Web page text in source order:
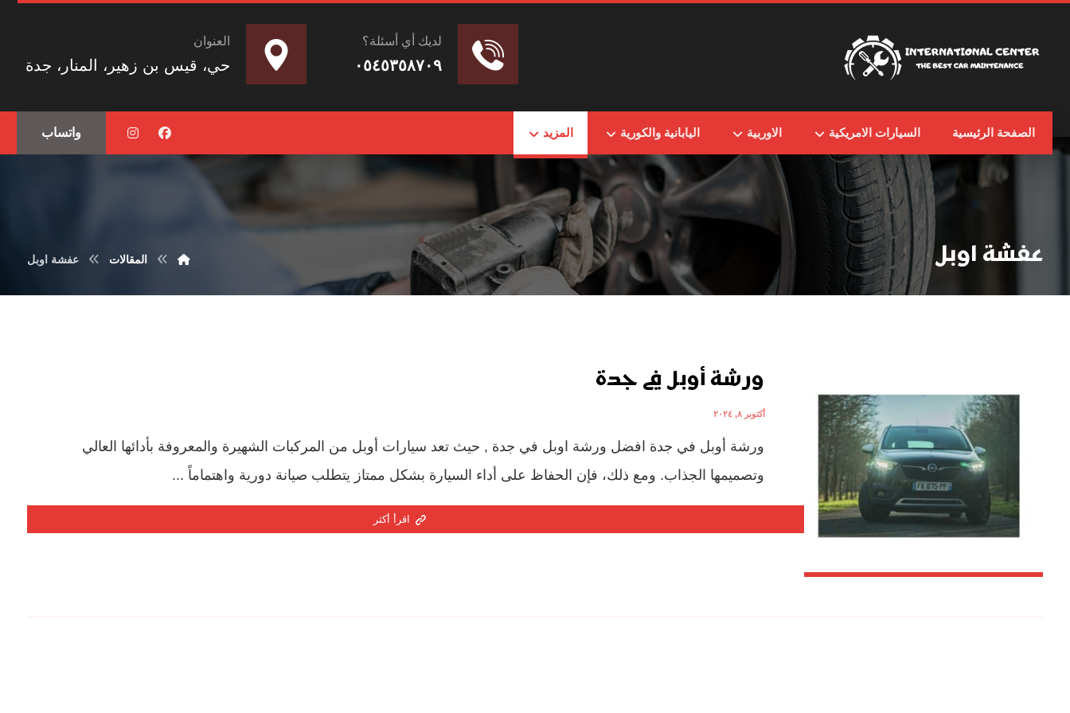
العنوان
حي، قيس بن زهير، المنار، جدة
لديك أي أسئلة؟
٠٥٤٥٣٥٨٧٠٩
الصفحة الرئيسية السيارات الامريكية الاوربية اليابانية والكورية المزيد واتساب
عفشة اوبل المقالات عفشة اوبل
ورشة أوبل في جدة
أكتوبر ٨, ٢٠٢٤
ورشة أوبل في جدة افضل ورشة اوبل في جدة , حيث تعد سيارات أوبل من المركبات الشهيرة والمعروفة بأدائها العالي
وتصميمها الجذاب. ومع ذلك، فإن الحفاظ على أداء السيارة بشكل ممتاز يتطلب صيانة دورية واهتماماً ...
اقرأ أكثر